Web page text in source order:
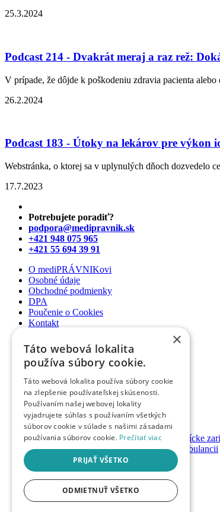
25.3.2024
Podcast 214 - Dvakrát meraj a raz rež:
V prípade, že dôjde k poškodeniu zdravia pacienta
26.2.2024
Podcast 183 - Útoky na lekárov pre výkon
Webstránka, o ktorej sa v uplynulých dňoch dozvedelo
17.7.2023
Potrebujete poradiť?
podpora@medipravnik.sk
+421 948 075 965
+421 55 694 39 91
O mediPRÁVNIKovi
Osobné údaje
Obchodné podmienky
DPA
Poučenie o Cookies
Kontakt
Newsletter
Články
Podcasty
Informované súhlasy
Právny web pre ambulancie
Právnik na telefóne
GDPR ambulancie / lekárne
Systémy bezpečnosti pacienta pre zdravotnícke
Nastavenie priamych platieb pacienta v ambulancii
Založenie / prevody ambulancií a lekární
Registrácia
Prihlásenie
Návody & manuály
×
Táto webová lokalita
používa súbory cookie.
Táto webová lokalita používa súbory cookie
na zlepšenie používateľskej skúsenosti.
Používaním našej webovej lokality
vyjadrujete súhlas s používaním všetkých
súborov cookie v súlade s našimi zásadami
používania súborov cookie. Prečítať viac
PRIJAŤ VŠETKO
ODMIETNUŤ VŠETKO